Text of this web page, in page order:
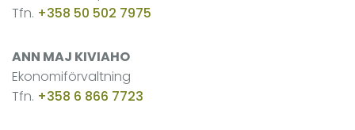
Tfn. +358 50 502 7975
ANN MAJ KIVIAHO
Ekonomiförvaltning
Tfn. +358 6 866 7723